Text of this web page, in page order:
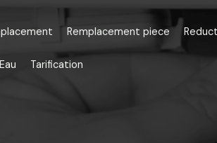
Remplacement piece
Tarification